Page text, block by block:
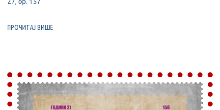
ПРОЧИТАЈ ВИШЕ